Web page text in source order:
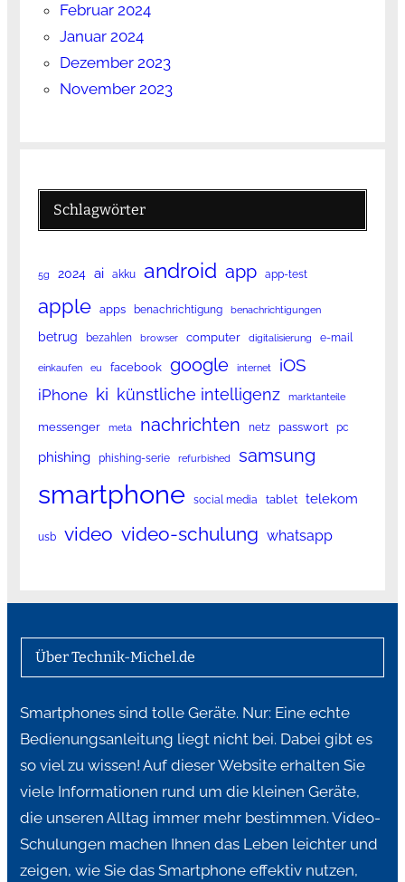
Februar 2024
Januar 2024
Dezember 2023
November 2023
Schlagwörter
5g 2024 ai akku android app app-test
apple apps benachrichtigung benachrichtigungen
betrug bezahlen browser computer digitalisierung e-mail
einkaufen eu facebook google internet iOS
iPhone ki künstliche intelligenz marktanteile
messenger meta nachrichten netz passwort pc
phishing phishing-serie refurbished samsung
smartphone social media tablet telekom
usb video video-schulung whatsapp
Über Technik-Michel.de
Smartphones sind tolle Geräte. Nur: Eine echte
Bedienungsanleitung liegt nicht bei. Dabei gibt es
so viel zu wissen! Auf dieser Website erhalten Sie
viele Informationen rund um die kleinen Geräte,
die unseren Alltag immer mehr bestimmen. Video-
Schulungen machen Ihnen das Leben leichter und
zeigen, wie Sie das Smartphone effektiv nutzen,